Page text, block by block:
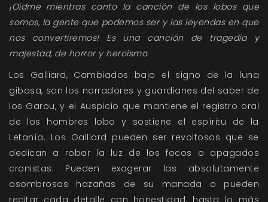
¡Oídme mientras canto la canción de los lobos que
somos, la gente que podemos ser y las leyendas en que
nos convertiremos! Es una canción de tragedia y
majestad, de horror y heroísmo.
Los Galliard, Cambiados bajo el signo de la luna
gibosa, son los narradores y guardianes del saber de
los Garou, y el Auspicio que mantiene el registro oral
de los hombres lobo y sostiene el espíritu de la
Letanía. Los Galliard pueden ser revoltosos que se
dedican a robar la luz de los focos o apagados
cronistas. Pueden exagerar las absolutamente
asombrosas hazañas de su manada o pueden